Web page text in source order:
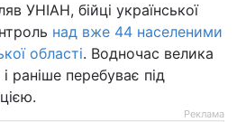
УНІАН, бійці української
над вже 44 населеними
області. Водночас велика
раніше перебуває під
Реклама